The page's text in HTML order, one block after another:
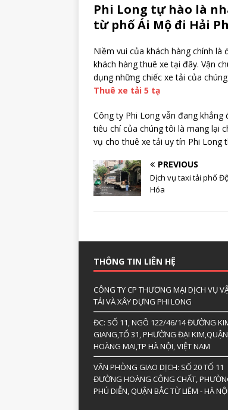
Phi Long tự hào là
từ phố Ái Mộ đi Hải
Niềm vui của khách hàng chính
khách hàng thuê xe tại đây. Vận
dụng những chiếc xe tải của
Thuê xe tải 5 tạ
Công ty Phi Long vẫn đang
tiêu chí của chúng tôi là mang lại
vụ cho thuê xe tải uy tín Phi Long
PREVIOUS
Dịch vụ taxi tải phố
Hóa
THÔNG TIN LIÊN HỆ
CÔNG TY CP THƯƠNG MẠI DỊCH VỤ
TẢI VÀ XÂY DỰNG PHI LONG
ĐC: SỐ 11, NGÕ 122/46/14 ĐƯỜNG
GIANG,TỔ 31, PHƯỜNG ĐẠI KIM,QUẬN
HOÀNG MAI,TP HÀ NỘI, VIỆT NAM
VĂN PHÒNG GIAO DỊCH: SỐ 20 TỔ 11
ĐƯỜNG HOÀNG CÔNG CHẤT,
PHÚ DIỄN, QUẬN BẮC TỪ LIÊM - HÀ NỘI